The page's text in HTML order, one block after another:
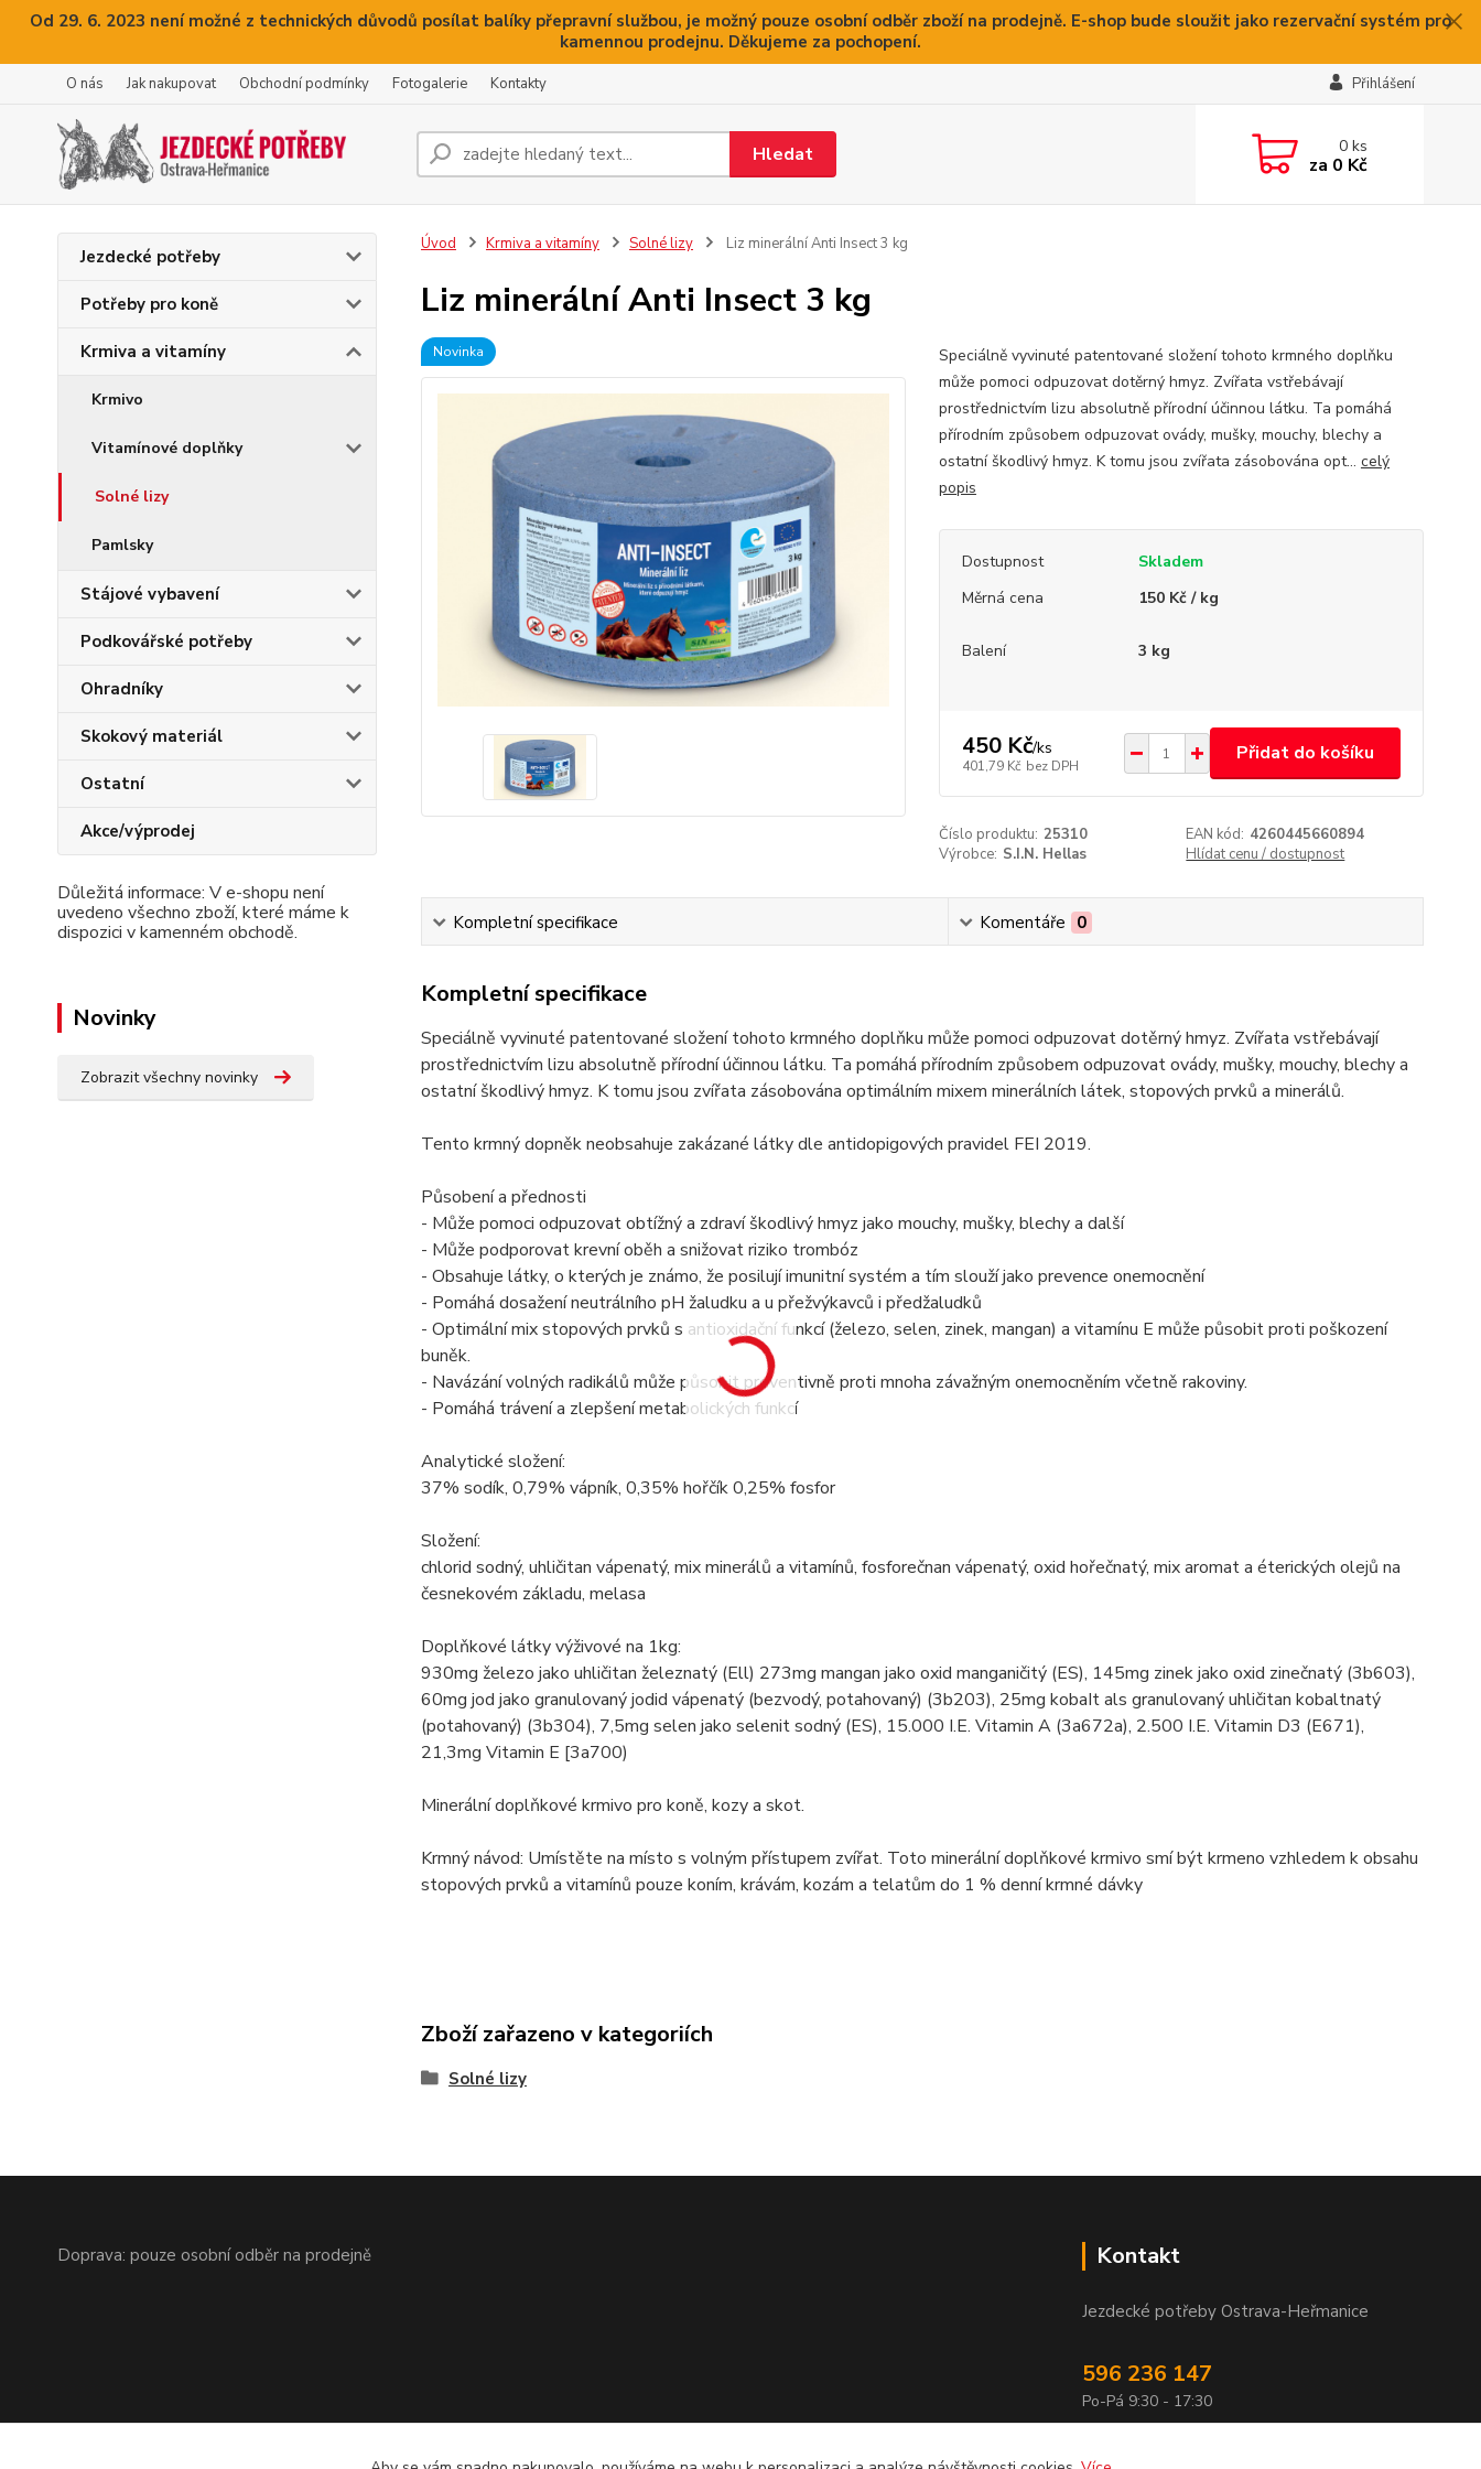
Od 29. 6. 2023 není možné z technických důvodů posílat balíky přepravní službou, je možný pouze osobní odběr zboží na prodejně. E-shop bude sloužit jako rezervační systém pro
kamennou prodejnu. Děkujeme za pochopení.
O nás Jak nakupovat Obchodní podmínky Fotogalerie Kontakty Přihlášení
Hledat 0ks
za 0 Kč
Jezdecké potřeby
Potřeby pro koně
Krmiva a vitamíny
Krmivo
Vitamínové doplňky
Solné lizy
Pamlsky
Stájové vybavení
Podkovářské potřeby
Ohradníky
Skokový materiál
Ostatní
Akce/výprodej
Důležitá informace: V e-shopu není
uvedeno všechno zboží, které máme k
dispozici v kamenném obchodě.
Novinky
Zobrazit všechny novinky
Úvod Krmiva a vitamíny Solné lizy Liz minerální Anti Insect 3 kg
Liz minerální Anti Insect 3 kg
Novinka
Speciálně vyvinuté patentované složení tohoto krmného doplňku
může pomoci odpuzovat dotěrný hmyz. Zvířata vstřebávají
prostřednictvím lizu absolutně přírodní účinnou látku. Ta pomáhá
přírodním způsobem odpuzovat ovády, mušky, mouchy, blechy a
ostatní škodlivý hmyz. K tomu jsou zvířata zásobována opt... celý
popis
Dostupnost
Skladem
Měrná cena
150 Kč / kg
Balení 3 kg
450 Kč/ks
401,79 Kč bez DPH
Přidat do košíku
Číslo produktu: 25310 EAN kód: 4260445660894
Výrobce: S.I.N. Hellas Hlídat cenu / dostupnost
Kompletní specifikace Komentáře 0
Kompletní specifikace
Speciálně vyvinuté patentované složení tohoto krmného doplňku může pomoci odpuzovat dotěrný hmyz. Zvířata vstřebávají
prostřednictvím lizu absolutně přírodní účinnou látku. Ta pomáhá přírodním způsobem odpuzovat ovády, mušky, mouchy, blechy a
ostatní škodlivý hmyz. K tomu jsou zvířata zásobována optimálním mixem minerálních látek, stopových prvků a minerálů.
Tento krmný dopněk neobsahuje zakázané látky dle antidopigových pravidel FEI 2019.
Působení a přednosti
- Může pomoci odpuzovat obtížný a zdraví škodlivý hmyz jako mouchy, mušky, blechy a další
- Může podporovat krevní oběh a snižovat riziko trombóz
- Obsahuje látky, o kterých je známo, že posilují imunitní systém a tím slouží jako prevence onemocnění
- Pomáhá dosažení neutrálního pH žaludku a u přežvýkavců i předžaludků
- Optimální mix stopových prvků s antioxidační funkcí (železo, selen, zinek, mangan) a vitamínu E může působit proti poškození
buněk.
- Navázání volných radikálů může působit preventivně proti mnoha závažným onemocněním včetně rakoviny.
- Pomáhá trávení a zlepšení metabolických funkcí
Analytické složení:
37% sodík, 0,79% vápník, 0,35% hořčík 0,25% fosfor
Složení:
chlorid sodný, uhličitan vápenatý, mix minerálů a vitamínů, fosforečnan vápenatý, oxid hořečnatý, mix aromat a éterických olejů na
česnekovém základu, melasa
Doplňkové látky výživové na 1kg:
930mg železo jako uhličitan železnatý (Ell) 273mg mangan jako oxid manganičitý (ES), 145mg zinek jako oxid zinečnatý (3b603),
60mg jod jako granulovaný jodid vápenatý (bezvodý, potahovaný) (3b203), 25mg kobaIt als granulovaný uhličitan kobaltnatý
(potahovaný) (3b304), 7,5mg selen jako selenit sodný (ES), 15.000 I.E. Vitamin A (3a672a), 2.500 I.E. Vitamin D3 (E671),
21,3mg Vitamin E [3a700)
Minerální doplňkové krmivo pro koně, kozy a skot.
Krmný návod: Umístěte na místo s volným přístupem zvířat. Toto minerální doplňkové krmivo smí být krmeno vzhledem k obsahu
stopových prvků a vitamínů pouze koním, krávám, kozám a telatům do 1 % denní krmné dávky
Zboží zařazeno v kategoriích
Solné lizy
Doprava: pouze osobní odběr na prodejně Kontakt
Jezdecké potřeby Ostrava-Heřmanice
596 236 147
Po-Pá 9:30 - 17:30